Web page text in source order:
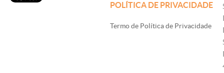
POLÍTICA DE PRIVACIDADE
Termo de Política de Privacidade